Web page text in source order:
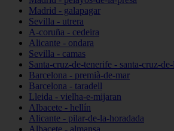
Madrid - galapagar
Sevilla - utrera
A-coruña - cedeira
Alicante - ondara
Sevilla - camas
Santa-cruz-de-tenerife - santa-cruz-
Barcelona - premià-de-mar
Barcelona - taradell
Lleida - vielha-e-mijaran
Albacete - hellín
Alicante - pilar-de-la-horadada
Albacete - almansa